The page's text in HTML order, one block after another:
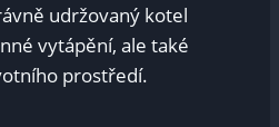
udržovaný kotel
vytápění, ale také
prostředí.